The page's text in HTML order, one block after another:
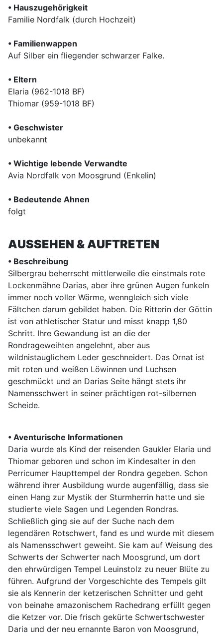
• Hauszugehörigkeit
Familie Nordfalk (durch Hochzeit)
• Familienwappen
Auf Silber ein fliegender schwarzer Falke.
• Eltern
Elaria (962-1018 BF)
Thiomar (959-1018 BF)
• Geschwister
unbekannt
• Wichtige lebende Verwandte
Avia Nordfalk von Moosgrund (Enkelin)
• Bedeutende Ahnen
folgt
AUSSEHEN & AUFTRETEN
• Beschreibung
Silbergrau beherrscht mittlerweile die einstmals rote
Lockenmähne Darias, aber ihre grünen Augen funkeln
immer noch voller Wärme, wenngleich sich viele
Fältchen darum gebildet haben. Die Ritterin der Göttin
ist von athletischer Statur und misst knapp 1,80
Schritt. Ihre Gewandung ist an die der
Rondrageweihten angelehnt, aber aus
wildnistauglichem Leder geschneidert. Das Ornat ist
mit roten und weißen Löwinnen und Luchsen
geschmückt und an Darias Seite hängt stets ihr
Namensschwert in seiner prächtigen rot-silbernen
Scheide.
• Aventurische Informationen
Daria wurde als Kind der reisenden Gaukler Elaria und
Thiomar geboren und schon im Kindesalter in den
Perricumer Haupttempel der Rondra gegeben. Schon
während ihrer Ausbildung wurde augenfällig, dass sie
einen Hang zur Mystik der Sturmherrin hatte und sie
studierte viele Sagen und Legenden Rondras.
Schließlich ging sie auf der Suche nach dem
legendären Rotschwert, fand es und wurde mit diesem
als Namensschwert geweiht. Sie kam auf Weisung des
Schwerts der Schwerter nach Moosgrund, um dort
den ehrwürdigen Tempel Leuinstolz zu neuer Blüte zu
führen. Aufgrund der Vorgeschichte des Tempels gilt
sie als Kennerin der ketzerischen Schnitter und geht
von beinahe amazonischem Rachedrang erfüllt gegen
die Ketzer vor. Die frisch gekürte Schwertschwester
Daria und der neu ernannte Baron von Moosgrund,